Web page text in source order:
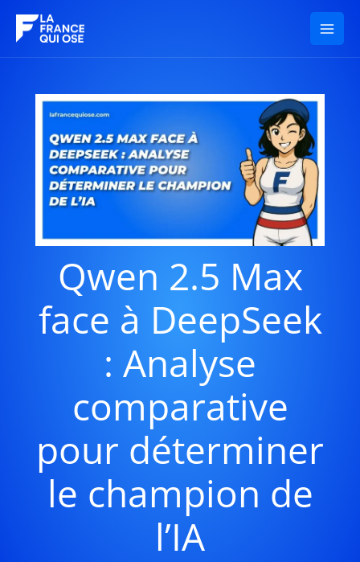
contenu
Qwen 2.5 Max
face à DeepSeek
: Analyse
comparative
pour déterminer
le champion de
l’IA